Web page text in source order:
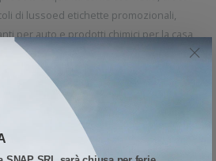
di lussoed etichette promozionali,
per auto e prodotti chimici per la casa
e resistenza all'umidità o agli agenti
che richiedono un'etichettatura
su contenitori in polipropilene.
all'esterno